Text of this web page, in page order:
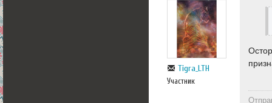
Tigra_LTH
Участник